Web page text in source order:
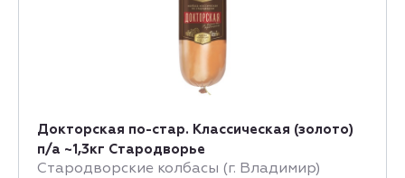
Докторская по-стар. Классическая (золото)
п/а ~1,3кг Стародворье
Стародворские колбасы (г. Владимир)